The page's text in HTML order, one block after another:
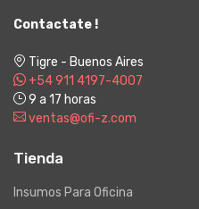
Contactate !
Tigre - Buenos Aires
+54 911 4197-4007
9 a 17 horas
ventas@ofi-z.com
Tienda
Insumos Para Oficina